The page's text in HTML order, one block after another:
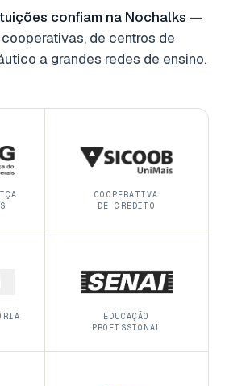
confiam na Nochalks —
de centros de
a grandes redes de ensino.
COOPERATIVA
DE CRÉDITO
EDUCAÇÃO
PROFISSIONAL